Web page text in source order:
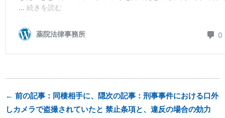
← 前の記事：同棲相手に、隠
しカメラで盗撮されていたと
次の記事：刑事事件における口外
禁止条項と、違反の場合の効力